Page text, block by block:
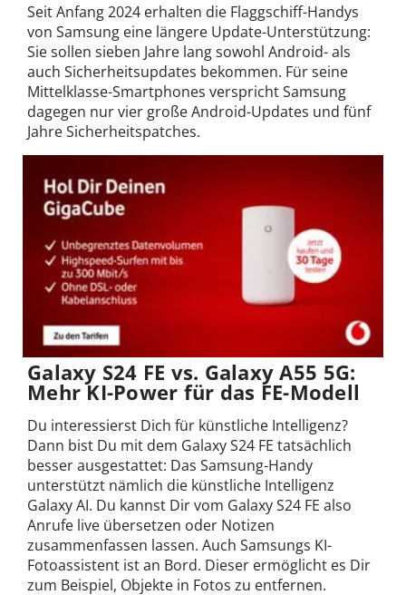
Seit Anfang 2024 erhalten die Flaggschiff-Handys
von Samsung eine längere Update-Unterstützung:
Sie sollen sieben Jahre lang sowohl Android- als
auch Sicherheitsupdates bekommen. Für seine
Mittelklasse-Smartphones verspricht Samsung
dagegen nur vier große Android-Updates und fünf
Jahre Sicherheitspatches.
Galaxy S24 FE vs. Galaxy A55 5G:
Mehr KI-Power für das FE-Modell
Du interessierst Dich für künstliche Intelligenz?
Dann bist Du mit dem Galaxy S24 FE tatsächlich
besser ausgestattet: Das Samsung-Handy
unterstützt nämlich die künstliche Intelligenz
Galaxy AI. Du kannst Dir vom Galaxy S24 FE also
Anrufe live übersetzen oder Notizen
zusammenfassen lassen. Auch Samsungs KI-
Fotoassistent ist an Bord. Dieser ermöglicht es Dir
zum Beispiel, Objekte in Fotos zu entfernen.